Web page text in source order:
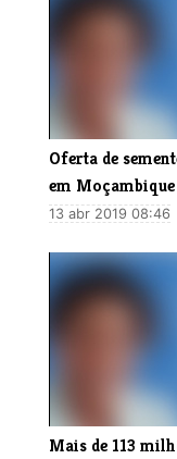
Oferta de
em Moçambique
13 abr 2019 08:46
Mais de 113